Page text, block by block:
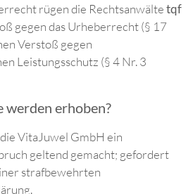
rügen die Rechtsanwältetqf
gegen das Urheberrecht (§ 17
Verstoß gegen
Leistungsschutz (§ 4 Nr. 3
werden erhoben?
VitaJuwel GmbH ein
geltend gemacht; gefordert
strafbewehrten